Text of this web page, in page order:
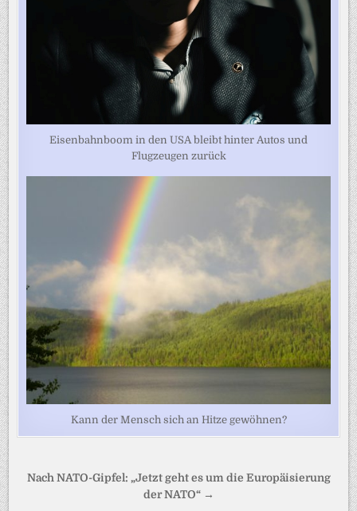
Eisenbahnboom in den USA bleibt hinter Autos und
Flugzeugen zurück
Kann der Mensch sich an Hitze gewöhnen?
Beitragsnavigation
Nach NATO-Gipfel: „Jetzt geht es um die Europäisierung
der NATO“ →